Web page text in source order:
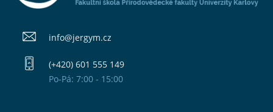
info@​jergym.cz
(+420) 601 555 149
Po-Pá: 7:00 - 15:00